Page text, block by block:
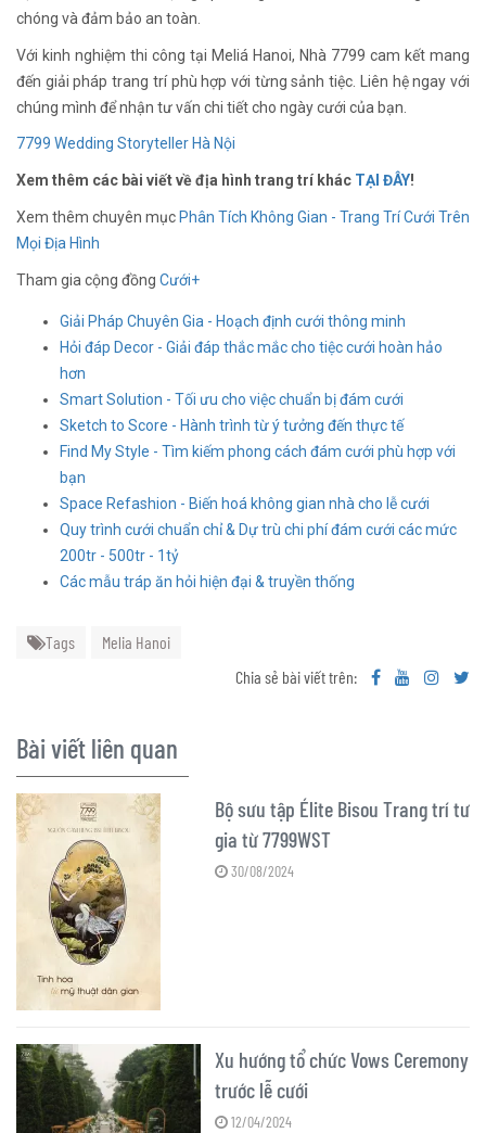
chóng và đảm bảo an toàn.
Với kinh nghiệm thi công tại Meliá Hanoi, Nhà 7799 cam kết mang
đến giải pháp trang trí phù hợp với từng sảnh tiệc. Liên hệ ngay với
chúng mình để nhận tư vấn chi tiết cho ngày cưới của bạn.
7799 Wedding Storyteller Hà Nội
Xem thêm các bài viết về địa hình trang trí khác TẠI ĐÂY!
Xem thêm chuyên mục Phân Tích Không Gian - Trang Trí Cưới Trên
Mọi Địa Hình
Tham gia cộng đồng Cưới+
Giải Pháp Chuyên Gia - Hoạch định cưới thông minh
Hỏi đáp Decor - Giải đáp thắc mắc cho tiệc cưới hoàn hảo
hơn
Smart Solution - Tối ưu cho việc chuẩn bị đám cưới
Sketch to Score - Hành trình từ ý tưởng đến thực tế
Find My Style - Tìm kiếm phong cách đám cưới phù hợp với
bạn
Space Refashion - Biến hoá không gian nhà cho lễ cưới
Quy trình cưới chuẩn chỉ & Dự trù chi phí đám cưới các mức
200tr - 500tr - 1tỷ
Các mẫu tráp ăn hỏi hiện đại & truyền thống
Tags
Melia Hanoi
Chia sẻ bài viết trên:
Bài viết liên quan
Bộ sưu tập Élite Bisou Trang trí tư
gia từ 7799WST
30/08/2024
Xu hướng tổ chức Vows Ceremony
trước lễ cưới
12/04/2024